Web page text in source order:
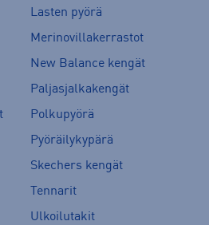
Lasten pyörä
Merinovillakerrastot
New Balance kengät
Paljasjalkakengät
Polkupyörä
Pyöräilykypärä
Skechers kengät
Tennarit
Ulkoilutakit